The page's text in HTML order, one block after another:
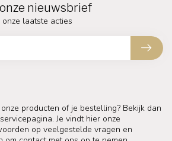
producten of je bestelling? Bekijk dan
Je vindt hier onze
op veelgestelde vragen en
nieuwsbrief
laatste acties